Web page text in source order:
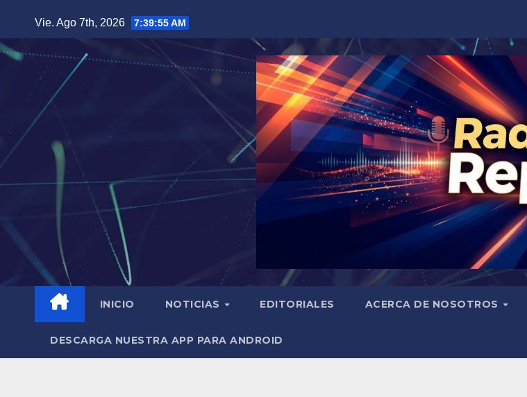
contenido
Vie. Ago 7th, 2026 7:39:56 AM
INICIO NOTICIAS EDITORIALES ACERCA DE NOSOTROS
DESCARGA NUESTRA APP PARA ANDROID